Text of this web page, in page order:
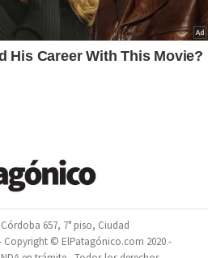
657, 7° piso, Ciudad
Copyright © ElPatagónico.com 2020 -